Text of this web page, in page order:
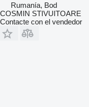
Rumanía, Bod
COSMIN STIVUITOARE
Contacte con el vendedor